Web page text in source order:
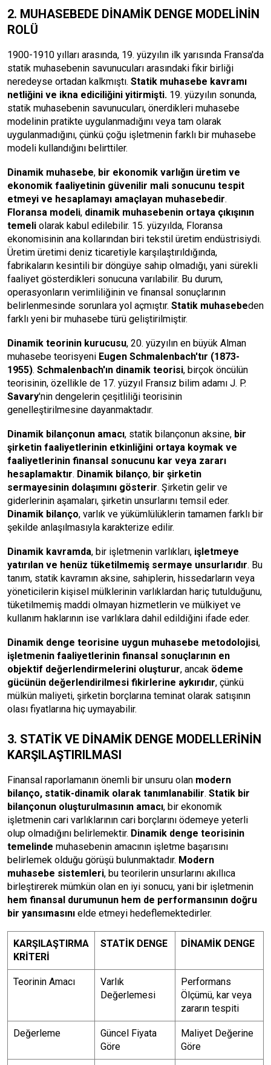
2. MUHASEBEDE DİNAMİK DENGE MODELİNİN
ROLÜ
1900-1910 yılları arasında, 19. yüzyılın ilk yarısında Fransa'da
statik muhasebenin savunucuları arasındaki fikir birliği
neredeyse ortadan kalkmıştı. Statik muhasebe kavramı
netliğini ve ikna ediciliğini yitirmişti. 19. yüzyılın sonunda,
statik muhasebenin savunucuları, önerdikleri muhasebe
modelinin pratikte uygulanmadığını veya tam olarak
uygulanmadığını, çünkü çoğu işletmenin farklı bir muhasebe
modeli kullandığını belirttiler.
Dinamik muhasebe, bir ekonomik varlığın üretim ve
ekonomik faaliyetinin güvenilir mali sonucunu tespit
etmeyi ve hesaplamayı amaçlayan muhasebedir.
Floransa modeli, dinamik muhasebenin ortaya çıkışının
temeli olarak kabul edilebilir. 15. yüzyılda, Floransa
ekonomisinin ana kollarından biri tekstil üretim endüstrisiydi.
Üretim üretimi deniz ticaretiyle karşılaştırıldığında,
fabrikaların kesintili bir döngüye sahip olmadığı, yani sürekli
faaliyet gösterdikleri sonucuna varılabilir. Bu durum,
operasyonların verimliliğinin ve finansal sonuçlarının
belirlenmesinde sorunlara yol açmıştır. Statik muhasebeden
farklı yeni bir muhasebe türü geliştirilmiştir.
Dinamik teorinin kurucusu, 20. yüzyılın en büyük Alman
muhasebe teorisyeni Eugen Schmalenbach'tır (1873-
1955). Schmalenbach'ın dinamik teorisi, birçok öncülün
teorisinin, özellikle de 17. yüzyıl Fransız bilim adamı J. P.
Savary'nin dengelerin çeşitliliği teorisinin
genelleştirilmesine dayanmaktadır.
Dinamik bilançonun amacı, statik bilançonun aksine, bir
şirketin faaliyetlerinin etkinliğini ortaya koymak ve
faaliyetlerinin finansal sonucunu kar veya zararı
hesaplamaktır. Dinamik bilanço, bir şirketin
sermayesinin dolaşımını gösterir. Şirketin gelir ve
giderlerinin aşamaları, şirketin unsurlarını temsil eder.
Dinamik bilanço, varlık ve yükümlülüklerin tamamen farklı bir
şekilde anlaşılmasıyla karakterize edilir.
Dinamik kavramda, bir işletmenin varlıkları, işletmeye
yatırılan ve henüz tüketilmemiş sermaye unsurlarıdır. Bu
tanım, statik kavramın aksine, sahiplerin, hissedarların veya
yöneticilerin kişisel mülklerinin varlıklardan hariç tutulduğunu,
tüketilmemiş maddi olmayan hizmetlerin ve mülkiyet ve
kullanım haklarının ise varlıklara dahil edildiğini ifade eder.
Dinamik denge teorisine uygun muhasebe metodolojisi,
işletmenin faaliyetlerinin finansal sonuçlarının en
objektif değerlendirmelerini oluşturur, ancak ödeme
gücünün değerlendirilmesi fikirlerine aykırıdır, çünkü
mülkün maliyeti, şirketin borçlarına teminat olarak satışının
olası fiyatlarına hiç uymayabilir.
3. STATİK VE DİNAMİK DENGE MODELLERİNİN
KARŞILAŞTIRILMASI
Finansal raporlamanın önemli bir unsuru olan modern
bilanço, statik-dinamik olarak tanımlanabilir. Statik bir
bilançonun oluşturulmasının amacı, bir ekonomik
işletmenin cari varlıklarının cari borçlarını ödemeye yeterli
olup olmadığını belirlemektir. Dinamik denge teorisinin
temelinde muhasebenin amacının işletme başarısını
belirlemek olduğu görüşü bulunmaktadır. Modern
muhasebe sistemleri, bu teorilerin unsurlarını akıllıca
birleştirerek mümkün olan en iyi sonucu, yani bir işletmenin
hem finansal durumunun hem de performansının doğru
bir yansımasını elde etmeyi hedeflemektedirler.
KARŞILAŞTIRMA
KRİTERİ
STATİK DENGE DİNAMİK DENGE
Teorinin Amacı
Varlık
Değerlemesi
Performans
Ölçümü, kar veya
zararın tespiti
Değerleme
Güncel Fiyata
Göre
Maliyet Değerine
Göre